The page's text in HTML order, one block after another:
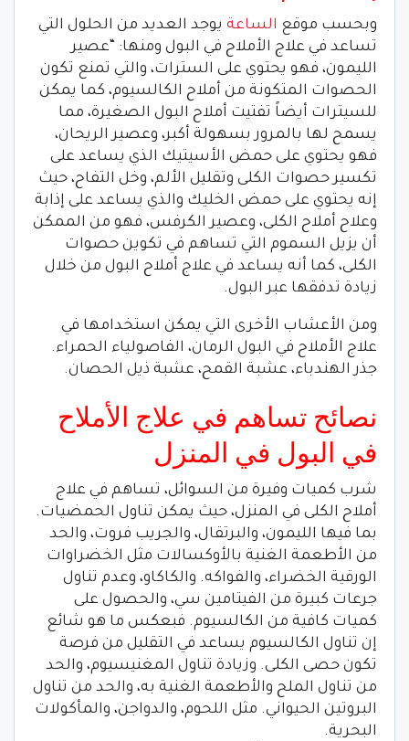
وبحسب موقع الساعة يوجد العديد من الحلول التي
تساعد في علاج الأملاح في البول ومنها: “عصير
الليمون، فهو يحتوي على السترات، والتي تمنع تكون
الحصوات المتكونة من أملاح الكالسيوم، كما يمكن
للسيترات أيضاً تفتيت أملاح البول الصغيرة، مما
يسمح لها بالمرور بسهولة أكبر، وعصير الريحان،
فهو يحتوي على حمض الأسيتيك الذي يساعد على
تكسير حصوات الكلى وتقليل الألم، وخل التفاح، حيث
إنه يحتوي على حمض الخليك والذي يساعد على إذابة
وعلاح أملاح الكلى، وعصير الكرفس، فهو من الممكن
أن يزيل السموم التي تساهم في تكوين حصوات
الكلى، كما أنه يساعد في علاج أملاح البول من خلال
زيادة تدفقها عبر البول.
ومن الأعشاب الأخرى التي يمكن استخدامها في
علاج الأملاح في البول الرمان، الفاصولياء الحمراء.
جذر الهندباء، عشبة القمح، عشبة ذيل الحصان.
نصائح تساهم في علاج الأملاح
في البول في المنزل
شرب كميات وفيرة من السوائل، تساهم في علاج
أملاح الكلى في المنزل، حيث يمكن تناول الحمضيات.
بما فيها الليمون، والبرتقال، والجريب فروت، والحد
من الأطعمة الغنية بالأوكسالات مثل الخضراوات
الورقية الخضراء، والفواكه. والكاكاو، وعدم تناول
جرعات كبيرة من الفيتامين سي، والحصول على
كميات كافية من الكالسيوم. فبعكس ما هو شائع
إن تناول الكالسيوم يساعد في التقليل من فرصة
تكون حصى الكلى. وزيادة تناول المغنيسيوم، والحد
من تناول الملح والأطعمة الغنية به، والحد من تناول
البروتين الحيواني. مثل اللحوم، والدواجن، والمأكولات
البحرية.